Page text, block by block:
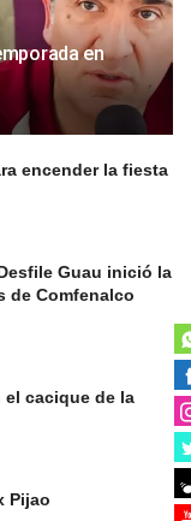
en
encender la fiesta
Guau inició la
de Comfenalco
el cacique de la
Pijao